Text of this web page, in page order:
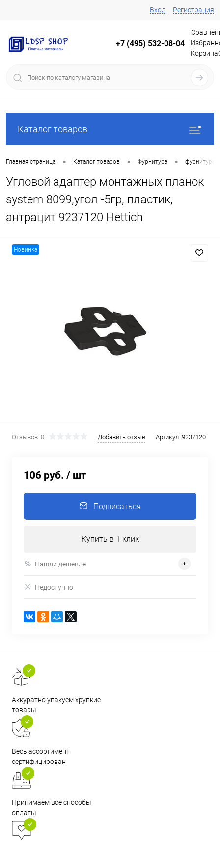
Вход Регистрация
+7 (495) 532-08-04
Корзина
Каталог товаров
Главная страница • Каталог товаров • Фурнитура • фурнитура
Угловой адаптер монтажных планок
system 8099,угол -5гр, пластик,
антрацит 9237120 Hettich
Новинка
Отзывов: 0 Добавить отзыв Артикул: 9237120
106 руб. / шт
Подписаться
Купить в 1 клик
Нашли дешевле
Недоступно
Аккуратно упакуем хрупкие
товары
Весь ассортимент
сертифицирован
Принимаем все способы
оплаты